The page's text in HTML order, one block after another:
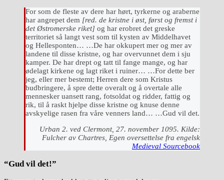
For som de fleste av dere har hørt, tyrkerne og araberne
har angrepet dem [red. de kristne i øst, først og fremst i
det Østromerske riket] og har erobret det greske
territoriet så langt vest som til kysten av Middelhavet
og Hellesponten… …De har okkupert mer og mer av
landene til disse kristne, og har overvunnet dem i sju
kamper. De har drept og tatt til fange mange, og har
ødelagt kirkene og lagt riket i ruiner… …For dette ber
jeg, eller mer bestemt; Herren dere som Kristus
budbringere, å spre dette overalt og å overtale alle
mennesker uansett rang, fotsoldat og ridder, fattig og
rik, til å raskt hjelpe disse kristne og knuse denne
avskyelige rasen fra våre venners land… …Gud vil det.
Urban 2. ved Clermont, 27. november 1095. Kilde:
Fulcher av Chartres, Egen oversettelse fra engelsk
Medieval Sourcebook
“Gud vil det!”